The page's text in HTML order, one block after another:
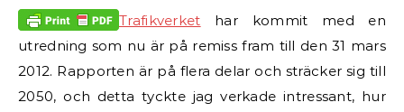
Trafikverket har kommit med en
utredning som nu är på remiss fram till den 31 mars
2012. Rapporten är på flera delar och sträcker sig till
2050, och detta tyckte jag verkade intressant, hur